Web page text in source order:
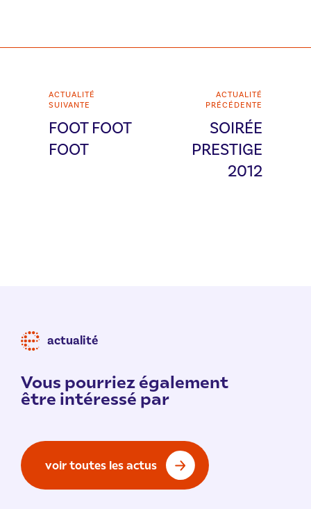
ACTUALITÉ
SUIVANTE
FOOT FOOT
FOOT
ACTUALITÉ
PRÉCÉDENTE
SOIRÉE
PRESTIGE
2012
actualité
Vous pourriez également
être intéressé par
voir toutes les actus